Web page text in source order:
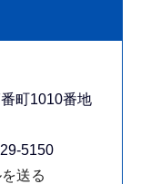
町1010番地
5150
送る